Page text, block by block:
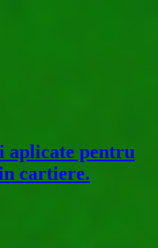
aplicate pentru
cartiere.